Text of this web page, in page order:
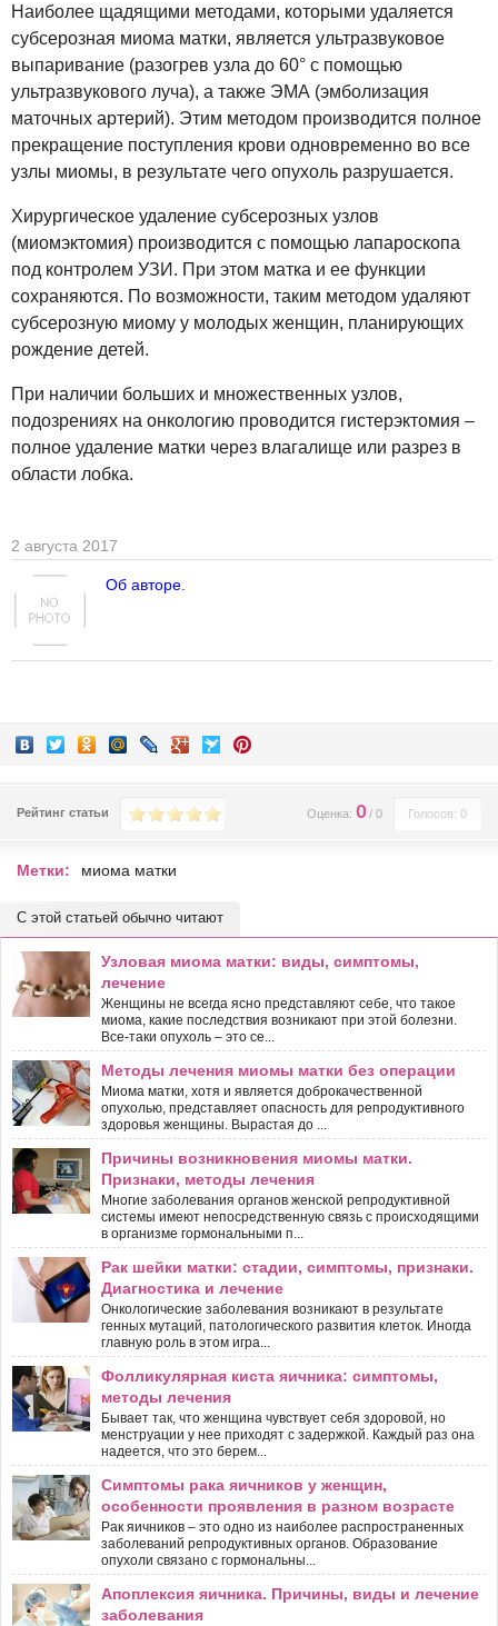
Наиболее щадящими методами, которыми удаляется
субсерозная миома матки, является ультразвуковое
выпаривание (разогрев узла до 60° с помощью
ультразвукового луча), а также ЭМА (эмболизация
маточных артерий). Этим методом производится полное
прекращение поступления крови одновременно во все
узлы миомы, в результате чего опухоль разрушается.
Хирургическое удаление субсерозных узлов
(миомэктомия) производится с помощью лапароскопа
под контролем УЗИ. При этом матка и ее функции
сохраняются. По возможности, таким методом удаляют
субсерозную миому у молодых женщин, планирующих
рождение детей.
При наличии больших и множественных узлов,
подозрениях на онкологию проводится гистерэктомия –
полное удаление матки через влагалище или разрез в
области лобка.
2 августа 2017
Об авторе.
Рейтинг статьи Голосов: 0
Оценка: 0/ 0
Метки: миома матки
С этой статьей обычно читают
Узловая миома матки: виды, симптомы,
лечение
Женщины не всегда ясно представляют себе, что такое
миома, какие последствия возникают при этой болезни.
Все-таки опухоль – это се...
Методы лечения миомы матки без операции
Миома матки, хотя и является доброкачественной
опухолью, представляет опасность для репродуктивного
здоровья женщины. Вырастая до ...
Причины возникновения миомы матки.
Признаки, методы лечения
Многие заболевания органов женской репродуктивной
системы имеют непосредственную связь с происходящими
в организме гормональными п...
Рак шейки матки: стадии, симптомы, признаки.
Диагностика и лечение
Онкологические заболевания возникают в результате
генных мутаций, патологического развития клеток. Иногда
главную роль в этом игра...
Фолликулярная киста яичника: симптомы,
методы лечения
Бывает так, что женщина чувствует себя здоровой, но
менструации у нее приходят с задержкой. Каждый раз она
надеется, что это берем...
Симптомы рака яичников у женщин,
особенности проявления в разном возрасте
Рак яичников – это одно из наиболее распространенных
заболеваний репродуктивных органов. Образование
опухоли связано с гормональны...
Апоплексия яичника. Причины, виды и лечение
заболевания